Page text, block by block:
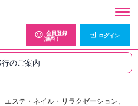
会員登録
（無料）
ログイン
行のご案内
ステ・ネイル・リラクゼーション、